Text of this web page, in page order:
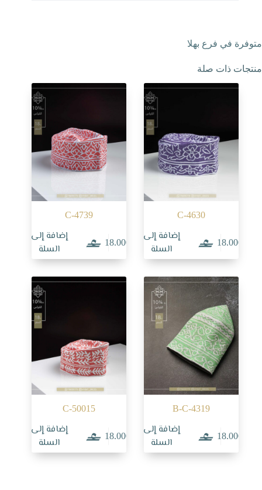
متوفرة في فرع بهلا
منتجات ذات صلة
C-4630
18.000
إضافة إلى
السلة
C-4739
18.000
إضافة إلى
السلة
B-C-4319
18.000
إضافة إلى
السلة
C-50015
18.000
إضافة إلى
السلة